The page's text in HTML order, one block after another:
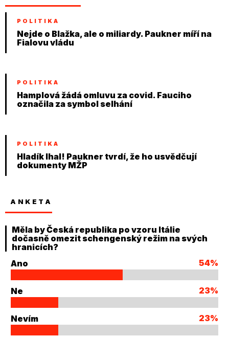
POLITIKA
Nejde o Blažka, ale o miliardy. Paukner míří na
Fialovu vládu
POLITIKA
Hamplová žádá omluvu za covid. Fauciho
označila za symbol selhání
POLITIKA
Hladík lhal! Paukner tvrdí, že ho usvědčují
dokumenty MŽP
ANKETA
Měla by Česká republika po vzoru Itálie
dočasně omezit schengenský režim na svých
hranicích?
Ano
54%
Ne 23%
Nevím 23%